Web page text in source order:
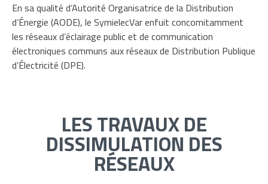
En sa qualité d’Autorité Organisatrice de la Distribution
d’Énergie (AODE), le SymielecVar enfuit concomitamment
les réseaux d’éclairage public et de communication
électroniques communs aux réseaux de Distribution Publique
d’Électricité (DPE).
LES TRAVAUX DE
DISSIMULATION DES
RÉSEAUX